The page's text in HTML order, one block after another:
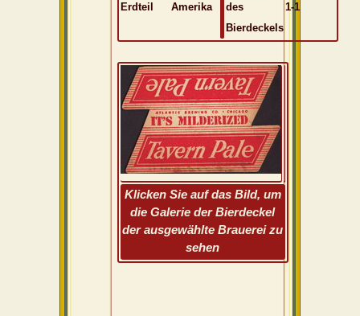
Erdteil Amerika
des
Bierdeckels
1-1
Klicken Sie auf das Bild, um
die Galerie der Bierdeckel
der ausgewählte Brauerei zu
sehen